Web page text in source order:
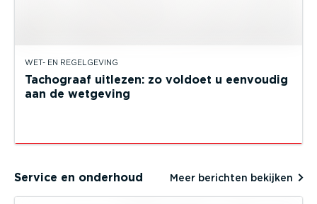
WET- EN REGELGEVING
Tachograaf uitlezen: zo voldoet u eenvoudig
aan de wetgeving
Service en onderhoud Meer berichten bekijken